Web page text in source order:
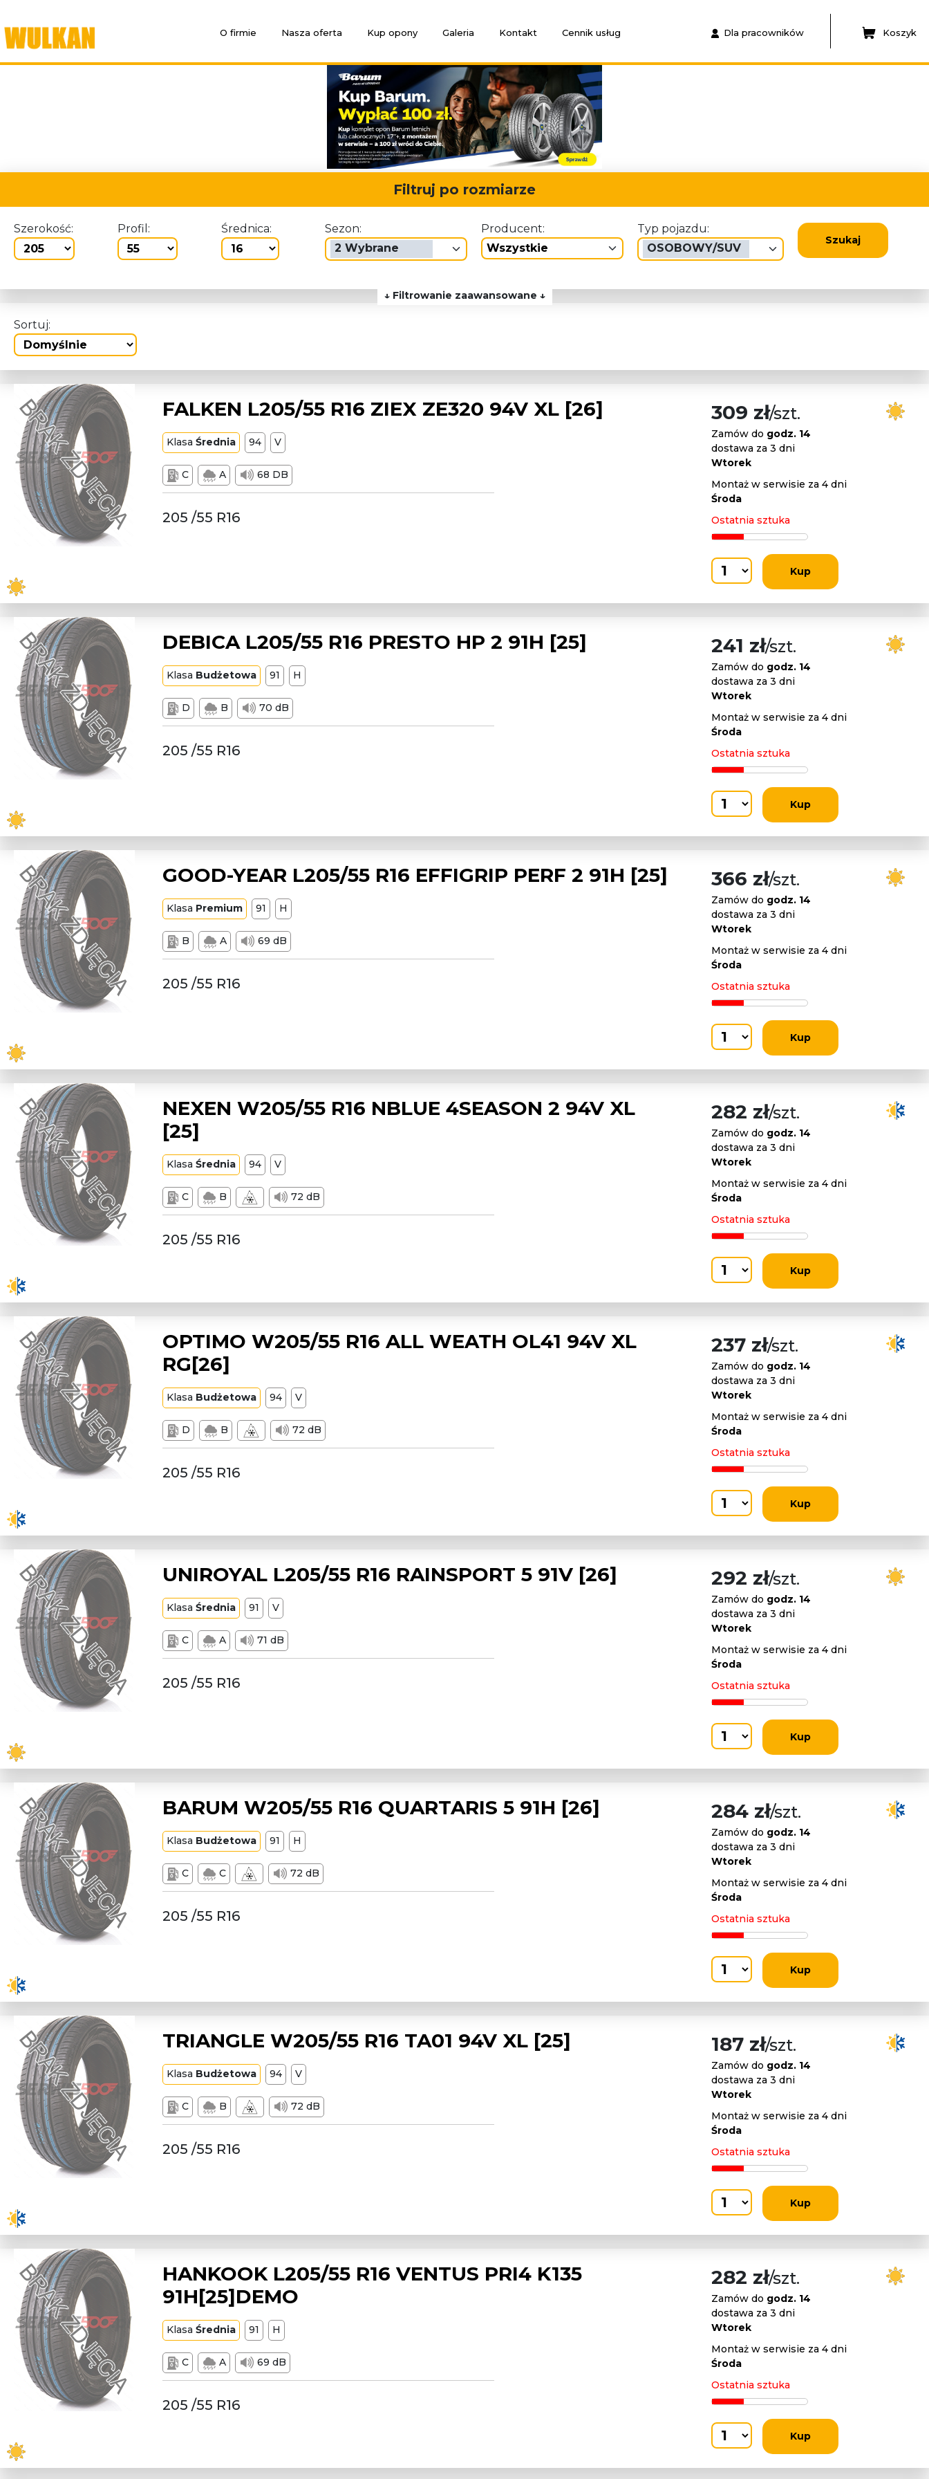
O firmie Nasza oferta Kup opony Galeria Kontakt Cennik usług Dla pracowników Koszyk
Filtruj po rozmiarze
Szerokość: Profil: Średnica:
Sezon:
2 Wybrane
Producent:
wszystkie
Typ pojazdu:
OSOBOWY/SUV
Szukaj
↓ Filtrowanie zaawansowane ↓
Sortuj:
FALKEN L205/55 R16 ZIEX ZE320 94V XL [26]
Klasa Średnia 94 V
C A 68 DB
205 /55 R16
309 zł/szt.
Zamów do godz. 14
dostawa za 3 dni
Wtorek
Montaż w serwisie za 4 dni
Środa
Ostatnia sztuka
Kup
DEBICA L205/55 R16 PRESTO HP 2 91H [25]
Klasa Budżetowa 91 H
D B 70 dB
205 /55 R16
241 zł/szt.
Zamów do godz. 14
dostawa za 3 dni
Wtorek
Montaż w serwisie za 4 dni
Środa
Ostatnia sztuka
Kup
GOOD-YEAR L205/55 R16 EFFIGRIP PERF 2 91H [25]
Klasa Premium 91 H
B A 69 dB
205 /55 R16
366 zł/szt.
Zamów do godz. 14
dostawa za 3 dni
Wtorek
Montaż w serwisie za 4 dni
Środa
Ostatnia sztuka
Kup
NEXEN W205/55 R16 NBLUE 4SEASON 2 94V XL
[25]
Klasa Średnia 94 V
C B 72 dB
205 /55 R16
282 zł/szt.
Zamów do godz. 14
dostawa za 3 dni
Wtorek
Montaż w serwisie za 4 dni
Środa
Ostatnia sztuka
Kup
OPTIMO W205/55 R16 ALL WEATH OL41 94V XL
RG[26]
Klasa Budżetowa 94 V
D B 72 dB
205 /55 R16
237 zł/szt.
Zamów do godz. 14
dostawa za 3 dni
Wtorek
Montaż w serwisie za 4 dni
Środa
Ostatnia sztuka
Kup
UNIROYAL L205/55 R16 RAINSPORT 5 91V [26]
Klasa Średnia 91 V
C A 71 dB
205 /55 R16
292 zł/szt.
Zamów do godz. 14
dostawa za 3 dni
Wtorek
Montaż w serwisie za 4 dni
Środa
Ostatnia sztuka
Kup
BARUM W205/55 R16 QUARTARIS 5 91H [26]
Klasa Budżetowa 91 H
C C 72 dB
205 /55 R16
284 zł/szt.
Zamów do godz. 14
dostawa za 3 dni
Wtorek
Montaż w serwisie za 4 dni
Środa
Ostatnia sztuka
Kup
TRIANGLE W205/55 R16 TA01 94V XL [25]
Klasa Budżetowa 94 V
C B 72 dB
205 /55 R16
187 zł/szt.
Zamów do godz. 14
dostawa za 3 dni
Wtorek
Montaż w serwisie za 4 dni
Środa
Ostatnia sztuka
Kup
HANKOOK L205/55 R16 VENTUS PRI4 K135
91H[25]DEMO
Klasa Średnia 91 H
C A 69 dB
205 /55 R16
282 zł/szt.
Zamów do godz. 14
dostawa za 3 dni
Wtorek
Montaż w serwisie za 4 dni
Środa
Ostatnia sztuka
Kup